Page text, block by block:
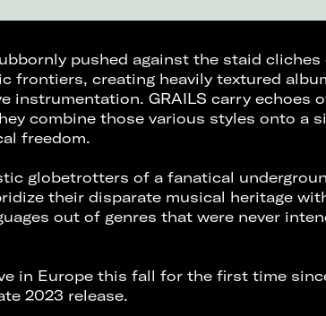
pushed against the staid
frontiers, creating heavily textured
instrumentation. GRAILS carry echoes
combine those various styles onto a
freedom.
globetrotters of a fanatical
their disparate musical heritage
out of genres that were never
in Europe this fall for the first time
2023 release.